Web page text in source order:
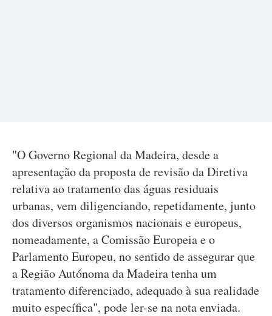
"O Governo Regional da Madeira, desde a
apresentação da proposta de revisão da Diretiva
relativa ao tratamento das águas residuais
urbanas, vem diligenciando, repetidamente, junto
dos diversos organismos nacionais e europeus,
nomeadamente, a Comissão Europeia e o
Parlamento Europeu, no sentido de assegurar que
a Região Autónoma da Madeira tenha um
tratamento diferenciado, adequado à sua realidade
muito específica", pode ler-se na nota enviada.